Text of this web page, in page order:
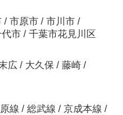
/ 市原市 / 市川市 /
代市 / 千葉市花見川区
広 / 大久保 / 藤崎 /
線 / 総武線 / 京成本線 /